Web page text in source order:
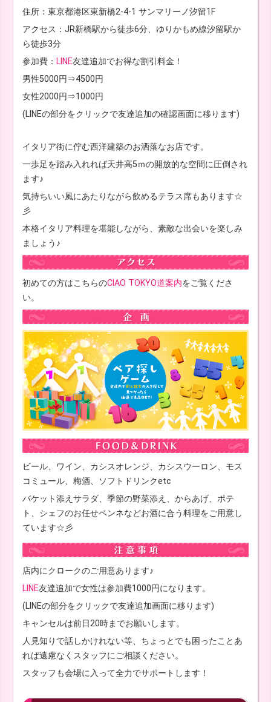
住所：東京都港区東新橋2-4-1 サンマリーノ汐留1F
アクセス：JR新橋駅から徒歩6分、ゆりかもめ線汐留駅か
ら徒歩3分
参加費： LINE友達追加でお得な割引料金！
男性5000円⇒4500円
女性2000円⇒1000円
(LINEの部分をクリックで友達追加の確認画面に移ります)
イタリア街に佇む西洋建築のお洒落なお店です。
一歩足を踏み入れれば天井高5ｍの開放的な空間に圧倒され
ます♪
気持ちいい風にあたりながら飲めるテラス席もあります☆
彡
本格イタリア料理を堪能しながら、素敵な出会いを楽しみ
ましょう♪
初めての方はこちらのCIAO TOKYO道案内をご覧くださ
い。
ビール、ワイン、カシスオレンジ、カシスウーロン、モス
コミュール、梅酒、ソフトドリンクetc
バケット添えサラダ、季節の野菜添え、からあげ、ポテ
ト、シェフのお任せペンネなどお酒に合う料理をご用意し
ています☆彡
店内にクロークのご用意あります♪
LINE友達追加で女性は参加費1000円になります。
(LINEの部分をクリックで友達追加画面に移ります)
キャンセルは前日20時までお願いします。
人見知りで話しかけれない等、ちょっとでも困ったことあ
れば遠慮なくスタッフにご相談ください。
スタッフも会場に入って全力でサポートします！